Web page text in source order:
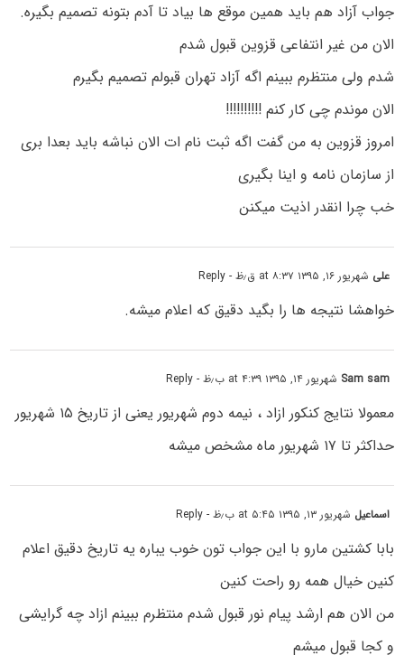
جواب آزاد هم باید همین موقع ها بیاد تا آدم بتونه تصمیم بگیره.
الان من غیر انتفاعی قزوین قبول شدم
شدم ولی منتظرم ببینم اگه آزاد تهران قبولم تصمیم بگیرم
الان موندم چی کار کنم !!!!!!!!!!
امروز قزوین به من گفت اگه ثبت نام ات الان نباشه باید بعدا بری
از سازمان نامه و اینا بگیری
خب چرا انقدر اذیت میکنن
علی شهریور ۱۶, ۱۳۹۵ at ۸:۳۷ ق٫ظ - Reply
خواهشا نتیجه ها را بگید دقیق که اعلام میشه.
Sam sam شهریور ۱۴, ۱۳۹۵ at ۴:۳۹ ب٫ظ - Reply
معمولا نتایج کنکور ازاد ، نیمه دوم شهریور یعنی از تاریخ ۱۵ شهریور
حداکثر تا ۱۷ شهریور ماه مشخص میشه
اسماعیل شهریور ۱۳, ۱۳۹۵ at ۵:۴۵ ب٫ظ - Reply
بابا کشتین مارو با این جواب تون خوب یباره یه تاریخ دقیق اعلام
کنین خیال همه رو راحت کنین
من الان هم ارشد پیام نور قبول شدم منتظرم ببینم ازاد چه گرایشی
و کجا قبول میشم